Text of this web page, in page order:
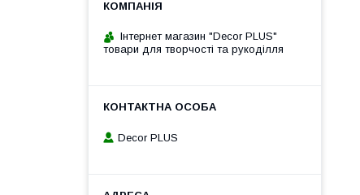
Інтернет магазин "Decor PLUS"
товари для творчості та рукоділля
Decor PLUS